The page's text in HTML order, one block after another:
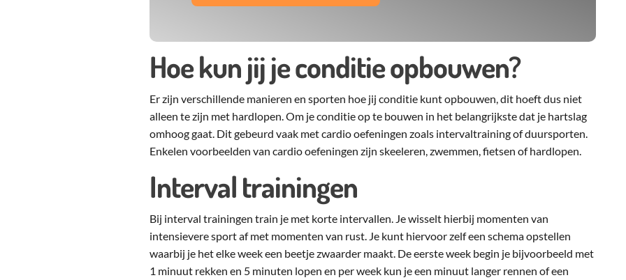
Hoe kun jij je conditie opbouwen?
Er zijn verschillende manieren en sporten hoe jij conditie kunt opbouwen, dit hoeft dus niet
alleen te zijn met hardlopen. Om je conditie op te bouwen in het belangrijkste dat je hartslag
omhoog gaat. Dit gebeurd vaak met cardio oefeningen zoals intervaltraining of duursporten.
Enkelen voorbeelden van cardio oefeningen zijn skeeleren, zwemmen, fietsen of hardlopen.
Interval trainingen
Bij interval trainingen train je met korte intervallen. Je wisselt hierbij momenten van
intensievere sport af met momenten van rust. Je kunt hiervoor zelf een schema opstellen
waarbij je het elke week een beetje zwaarder maakt. De eerste week begin je bijvoorbeeld met
1 minuut rekken en 5 minuten lopen en per week kun je een minuut langer rennen of een